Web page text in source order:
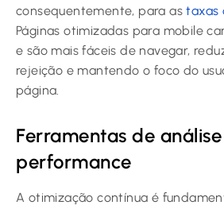
consequentemente, para astaxas
Páginas otimizadas para mobile
e são mais fáceis de navegar,
rejeição e mantendo o foco do
página.
Ferramentas de
performance
A otimização contínua é